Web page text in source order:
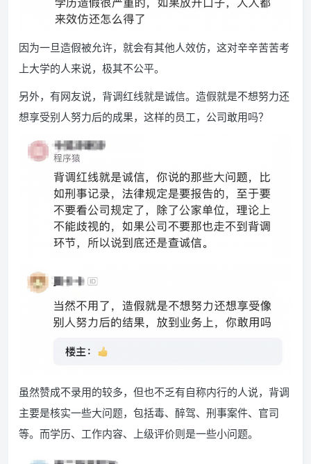
因为一旦造假被允许，就会有其他人效仿，这对辛辛苦苦考
上大学的人来说，极其不公平。
另外，有网友说，背调红线就是诚信。造假就是不想努力还
想享受别人努力后的成果，这样的员工，公司敢用吗？
虽然赞成不录用的较多，但也不乏有自称内行的人说，背调
主要是核实一些大问题，包括毒、醉驾、刑事案件、官司
等。而学历、工作内容、上级评价则是一些小问题。